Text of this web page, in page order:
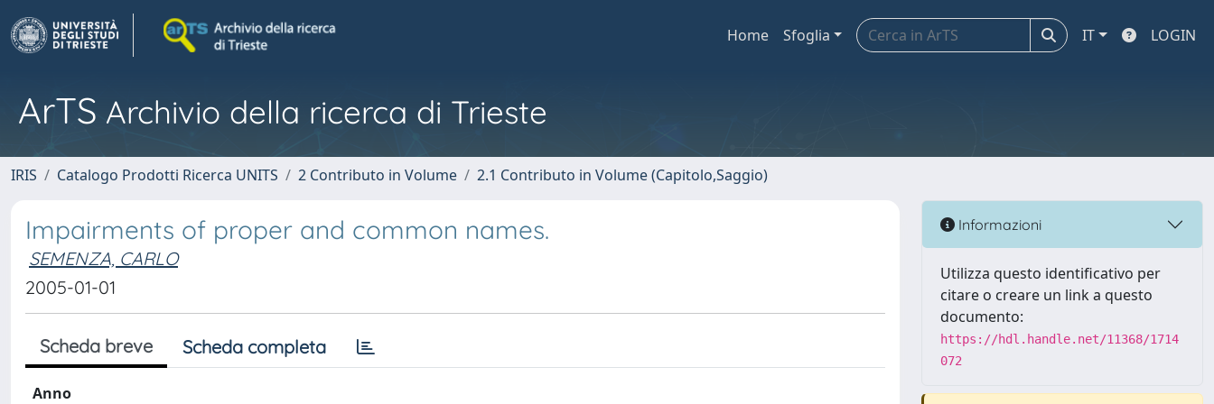
Home Sfoglia IT LOGIN
ArTS Archivio della ricerca di Trieste
IRIS Catalogo Prodotti Ricerca UNITS 2 Contributo in Volume 2.1 Contributo in Volume (Capitolo,Saggio)
Impairments of proper and common names.
SEMENZA, CARLO
2005-01-01
Scheda breve Scheda completa
Anno
Informazioni
Utilizza questo identificativo per
citare o creare un link a questo
documento:
https://hdl.handle.net/11368/1714
072